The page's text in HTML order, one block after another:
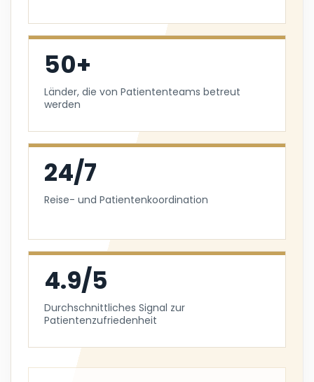
50+
Länder, die von Patiententeams betreut
werden
24/7
Reise- und Patientenkoordination
4.9/5
Durchschnittliches Signal zur
Patientenzufriedenheit